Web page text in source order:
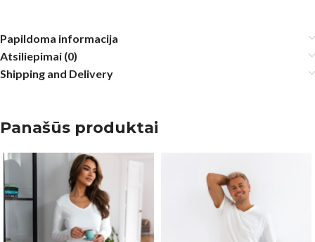
Papildoma informacija
Atsiliepimai (0)
Shipping and Delivery
Panašūs produktai